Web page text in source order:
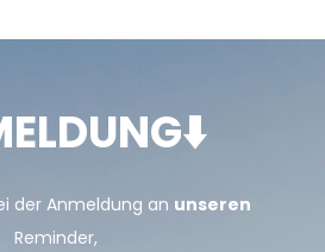
der Anmeldung an unseren
Reminder,